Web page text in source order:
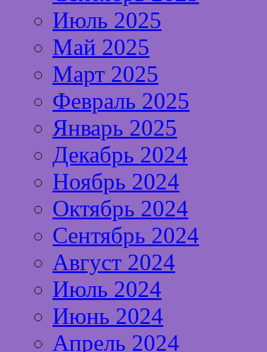
Июль 2025
Май 2025
Март 2025
Февраль 2025
Январь 2025
Декабрь 2024
Ноябрь 2024
Октябрь 2024
Сентябрь 2024
Август 2024
Июль 2024
Июнь 2024
Апрель 2024